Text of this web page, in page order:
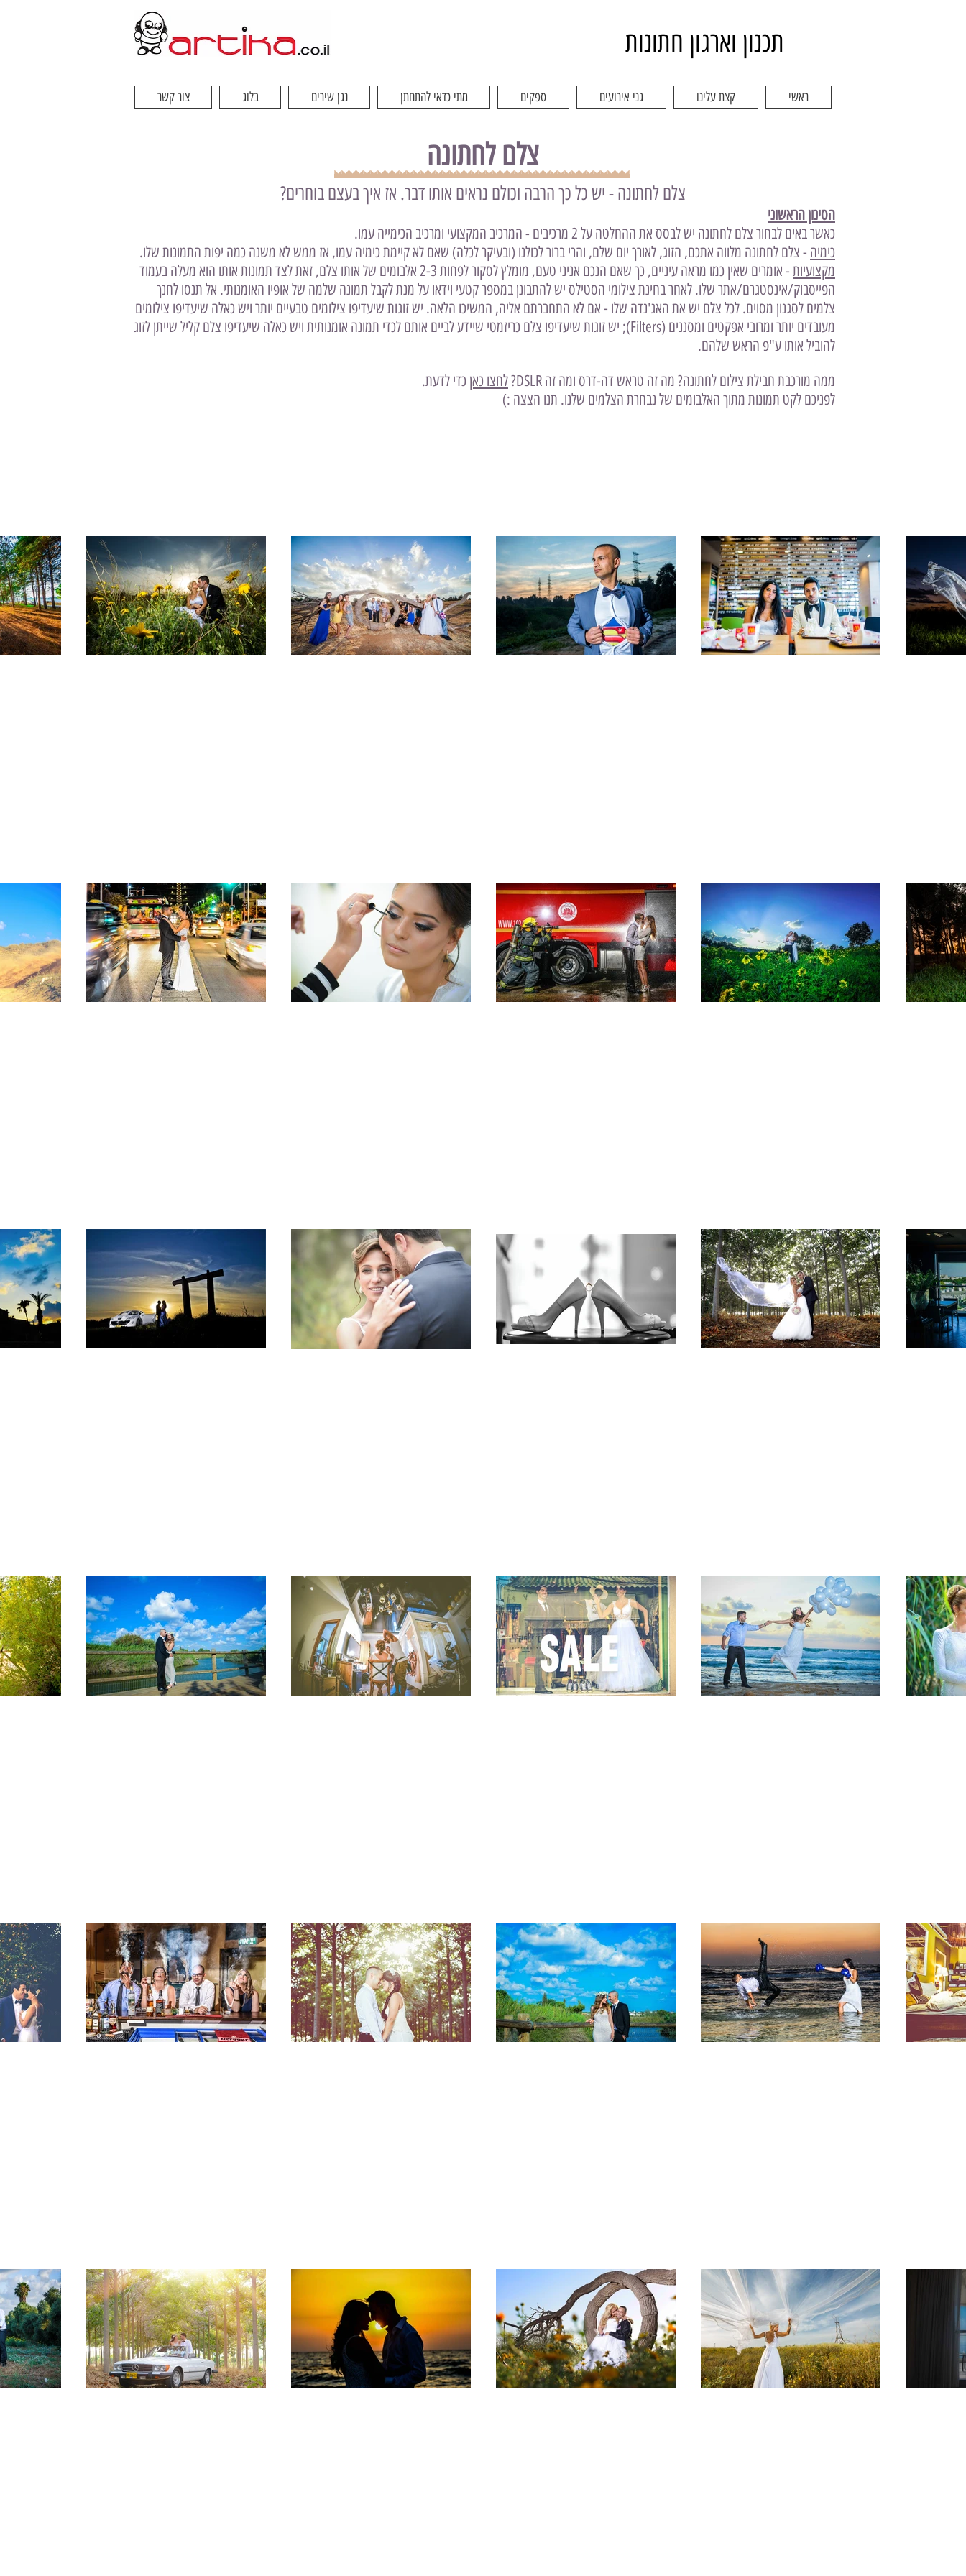
תכנון וארגון חתונות
ראשי קצת עלינו גני אירועים ספקים מתי כדאי להתחתן נגן שירים בלוג צור קשר
צלם לחתונה
צלם לחתונה - יש כל כך הרבה וכולם נראים אותו דבר. אז איך בעצם בוחרים?
הסינון הראשוני
כאשר באים לבחור צלם לחתונה יש לבסס את ההחלטה על 2 מרכיבים - המרכיב המקצועי ומרכיב הכימייה עמו.
כימיה - צלם לחתונה מלווה אתכם, הזוג, לאורך יום שלם, והרי ברור לכולנו (ובעיקר לכלה) שאם לא קיימת כימיה עמו, אז ממש לא משנה כמה יפות התמונות שלו.
מקצועיות
- אומרים שאין כמו מראה עיניים, כך שאם הנכם אניני טעם, מומלץ לסקור לפחות 2-3 אלבומים של אותו צלם, זאת לצד תמונות אותו הוא מעלה בעמוד
הפייסבוק/אינסטגרם/אתר שלו. לאחר בחינת צילומי הסטילס יש להתבונן במספר קטעי וידאו על מנת לקבל תמונה שלמה של אופיו האומנותי. אל תנסו לחנך
צלמים לסגנון מסוים. לכל צלם יש את האג'נדה שלו - אם לא התחברתם אליה, המשיכו הלאה. יש זוגות שיעדיפו צילומים טבעיים יותר ויש כאלה שיעדיפו צילומים
מעובדים יותר ומרובי אפקטים ומסננים (Filters); יש זוגות שיעדיפו צלם כריזמטי שיידע לביים אותם לכדי תמונה אומנותית ויש כאלה שיעדיפו צלם קליל שייתן לזוג
להוביל אותו ע"פ הראש שלהם.
ממה מורכבת חבילת צילום לחתונה? מה זה טראש דה-דרס ומה זה DSLR?
לחצו כאן כדי לדעת.
לפניכם לקט תמונות מתוך האלבומים של נבחרת הצלמים שלנו. תנו הצצה :)